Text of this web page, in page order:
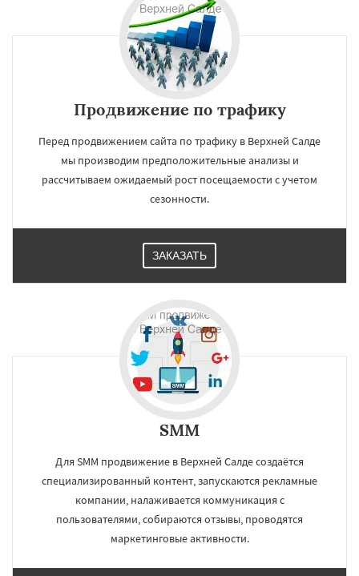
Продвижение по трафику
Перед продвижением сайта по трафику в Верхней Салде
мы производим предположительные анализы и
рассчитываем ожидаемый рост посещаемости с учетом
сезонности.
ЗАКАЗАТЬ
SMM
Для SMM продвижение в Верхней Салде создаётся
специализированный контент, запускаются рекламные
компании, налаживается коммуникация с
пользователями, собираются отзывы, проводятся
маркетинговые активности.